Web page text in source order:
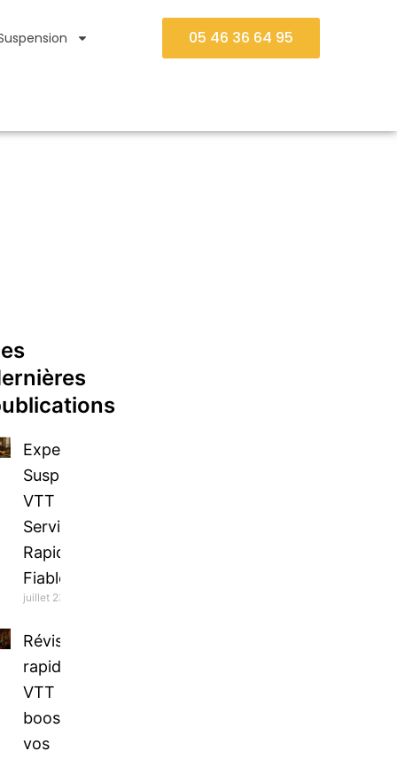
05 46 36 64 95
Expertise
Suspension
VTT Paris :
Service
Rapide et
Fiable
juillet 23, 2026
Révision
rapide
VTT :
boostez
vos